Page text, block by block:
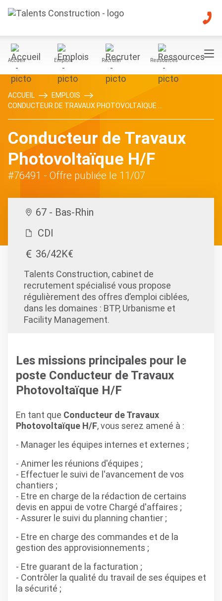
Accueil Emplois Recruter Ressources
ACCUEIL
EMPLOIS
CONDUCTEUR DE TRAVAUX PHOTOVOLTAÏQUE ...
Conducteur de Travaux
Photovoltaïque H/F
#76491 - Offre publiée le 11/07
67 - Bas-Rhin
CDI
36/42K€
Talents Construction, cabinet de
recrutement spécialisé vous propose
régulièrement des offres d’emploi ciblées,
dans les domaines : BTP, Urbanisme et
Facility Management.
Les missions principales pour le
poste Conducteur de Travaux
Photovoltaïque H/F
En tant que Conducteur de Travaux
Photovoltaïque H/F, vous serez amené à :
- Manager les équipes internes et externes ;
- Animer les réunions d'équipes ;
- Effectuer le suivi de l'avancement de vos
chantiers ;
- Etre en charge de la rédaction de certains
devis en appui de votre Chargé d'affaires ;
- Assurer le suivi du planning chantier ;
- Etre en charge des commandes et de la
gestion des approvisionnements ;
- Etre guarant de la facturation ;
- Contrôler la qualité du travail de ses équipes et
la sécurité ;